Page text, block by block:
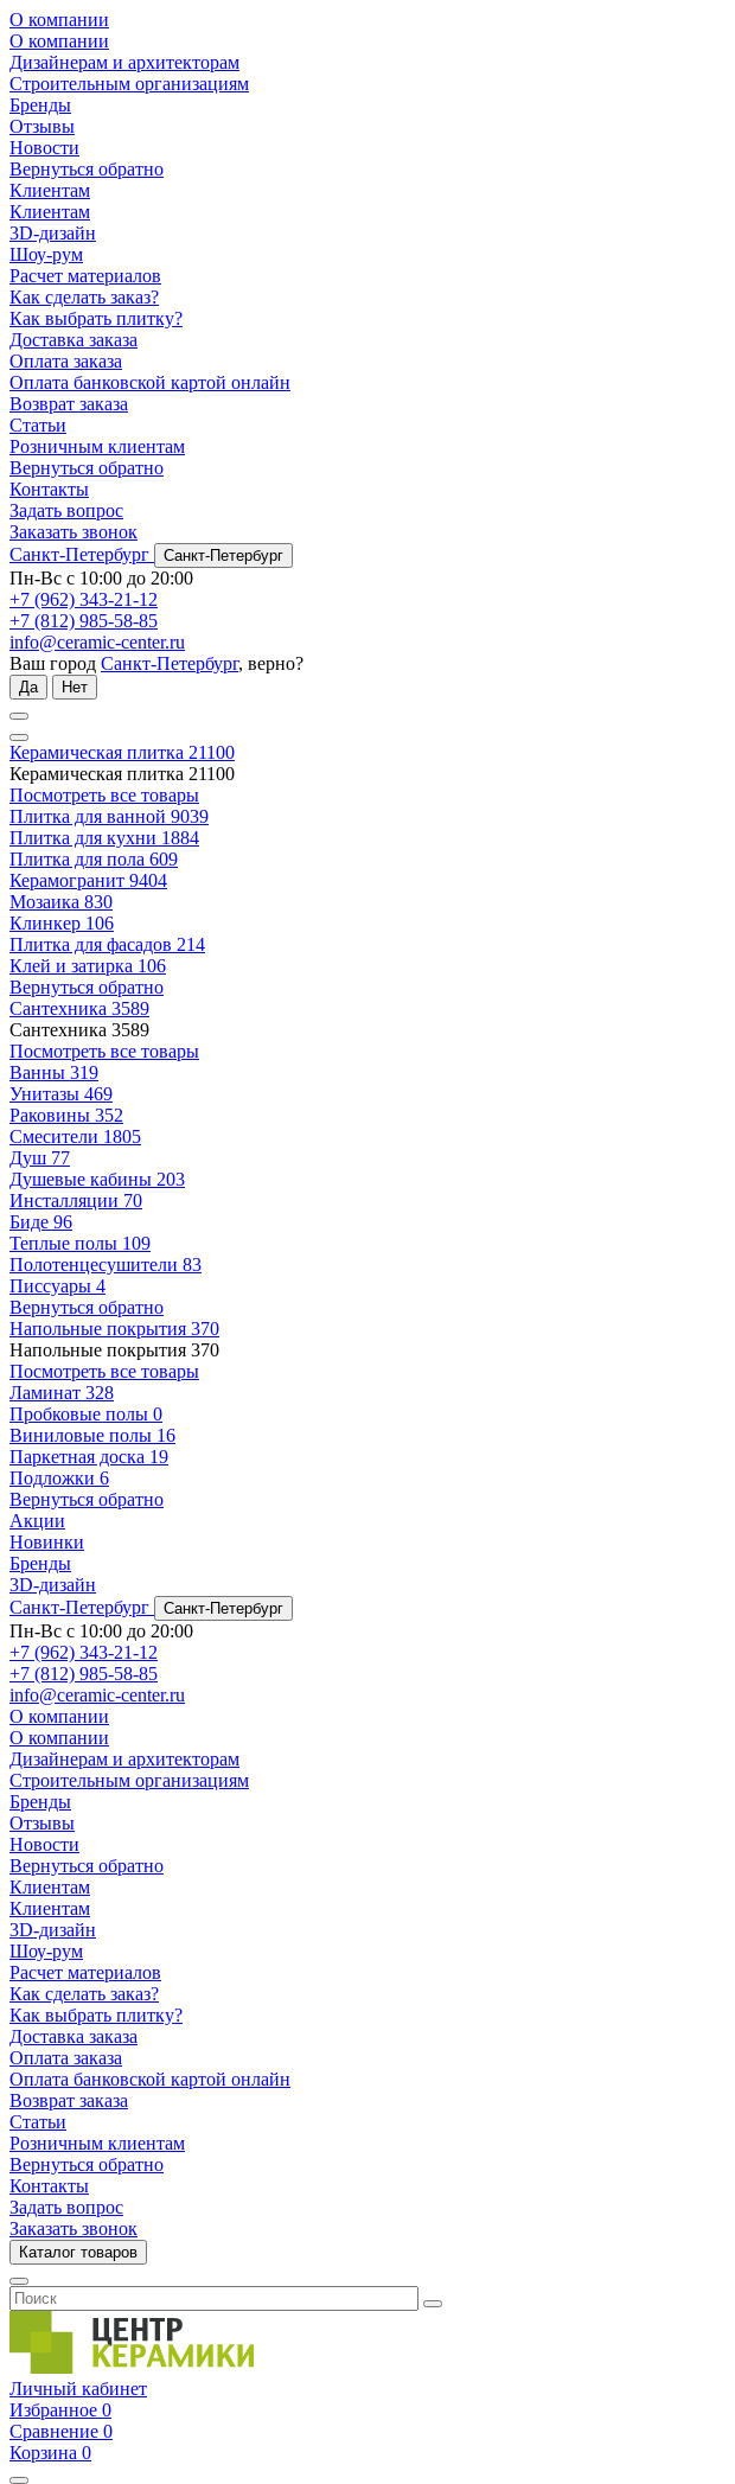
О компании
О компании
Дизайнерам и архитекторам
Строительным организациям
Бренды
Отзывы
Новости
Вернуться обратно
Клиентам
Клиентам
3D-дизайн
Шоу-рум
Расчет материалов
Как сделать заказ?
Как выбрать плитку?
Доставка заказа
Оплата заказа
Оплата банковской картой онлайн
Возврат заказа
Статьи
Розничным клиентам
Вернуться обратно
Контакты
Задать вопрос
Заказать звонок
Санкт-Петербург
Санкт-Петербург
Пн-Вс с 10:00 до 20:00
+7 (962) 343-21-12
+7 (812) 985-58-85
info@ceramic-center.ru
Ваш город Санкт-Петербург, верно?
Да Нет
Керамическая плитка 21100
Керамическая плитка 21100
Посмотреть все товары
Плитка для ванной 9039
Плитка для кухни 1884
Плитка для пола 609
Керамогранит 9404
Мозаика 830
Клинкер 106
Плитка для фасадов 214
Клей и затирка 106
Вернуться обратно
Сантехника 3589
Сантехника 3589
Посмотреть все товары
Ванны 319
Унитазы 469
Раковины 352
Смесители 1805
Душ 77
Душевые кабины 203
Инсталляции 70
Биде 96
Теплые полы 109
Полотенцесушители 83
Писсуары 4
Вернуться обратно
Напольные покрытия 370
Напольные покрытия 370
Посмотреть все товары
Ламинат 328
Пробковые полы 0
Виниловые полы 16
Паркетная доска 19
Подложки 6
Вернуться обратно
Акции
Новинки
Бренды
3D-дизайн
Санкт-Петербург
Санкт-Петербург
Пн-Вс с 10:00 до 20:00
+7 (962) 343-21-12
+7 (812) 985-58-85
info@ceramic-center.ru
О компании
О компании
Дизайнерам и архитекторам
Строительным организациям
Бренды
Отзывы
Новости
Вернуться обратно
Клиентам
Клиентам
3D-дизайн
Шоу-рум
Расчет материалов
Как сделать заказ?
Как выбрать плитку?
Доставка заказа
Оплата заказа
Оплата банковской картой онлайн
Возврат заказа
Статьи
Розничным клиентам
Вернуться обратно
Контакты
Задать вопрос
Заказать звонок
Каталог товаров
Личный кабинет
Избранное 0
Сравнение 0
Корзина 0